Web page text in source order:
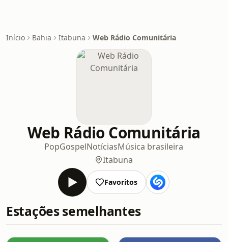
Início Bahia Itabuna Web Rádio Comunitária
Web Rádio Comunitária
PopGospelNotíciasMúsica brasileira
Itabuna
Favoritos
Estações semelhantes